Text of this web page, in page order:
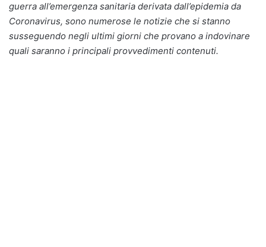
guerra all’emergenza sanitaria derivata dall’epidemia da
Coronavirus, sono numerose le notizie che si stanno
susseguendo negli ultimi giorni che provano a indovinare
quali saranno i principali provvedimenti contenuti.